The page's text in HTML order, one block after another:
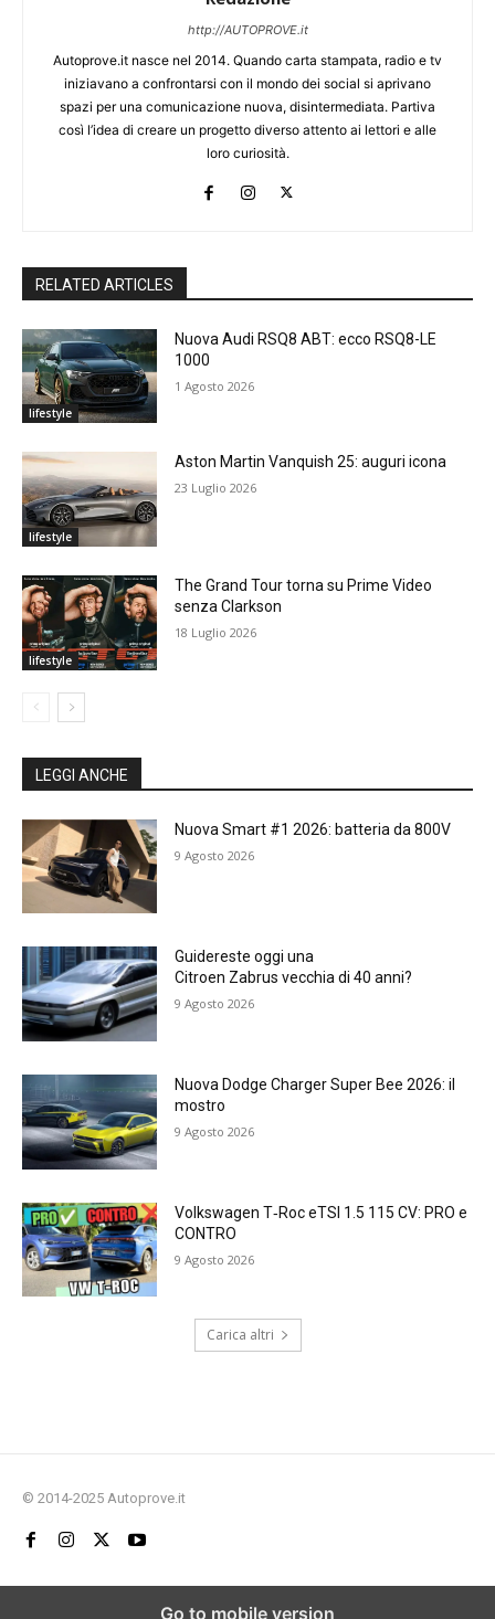
http://AUTOPROVE.it
Autoprove.it nasce nel 2014. Quando carta stampata, radio e tv
iniziavano a confrontarsi con il mondo dei social si aprivano
spazi per una comunicazione nuova, disintermediata. Partiva
così l’idea di creare un progetto diverso attento ai lettori e alle
loro curiosità.
RELATED ARTICLES
lifestyle
Nuova Audi RSQ8 ABT: ecco RSQ8-LE
1000
1 Agosto 2026
lifestyle
Aston Martin Vanquish 25: auguri icona
23 Luglio 2026
lifestyle
The Grand Tour torna su Prime Video
senza Clarkson
18 Luglio 2026
LEGGI ANCHE
Nuova Smart #1 2026: batteria da 800V
9 Agosto 2026
Guidereste oggi una
Citroen Zabrus vecchia di 40 anni?
9 Agosto 2026
Nuova Dodge Charger Super Bee 2026: il
mostro
9 Agosto 2026
Volkswagen T‑Roc eTSI 1.5 115 CV: PRO e
CONTRO
9 Agosto 2026
Carica altri
© 2014-2025 Autoprove.it
Go to mobile version